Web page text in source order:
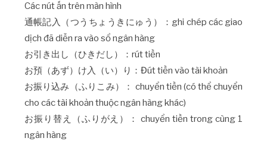
Các nút ấn trên màn hình
通帳記入（つうちょうきにゅう）：ghi chép các giao
dịch đã diễn ra vào sổ ngân hàng
お引き出し（ひきだし）：rút tiền
お預（あず）け入（い）り：Đút tiền vào tài khoản
お振り込み（ふりこみ）： chuyển tiền (có thể chuyển
cho các tài khoản thuộc ngân hàng khác)
お振り替え（ふりがえ）： chuyển tiền trong cùng 1
ngân hàng